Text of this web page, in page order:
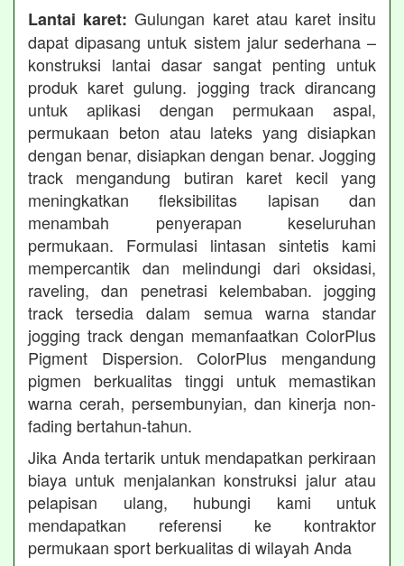
Lantai karet: Gulungan karet atau karet insitu
dapat dipasang untuk sistem jalur sederhana –
konstruksi lantai dasar sangat penting untuk
produk karet gulung. jogging track dirancang
untuk aplikasi dengan permukaan aspal,
permukaan beton atau lateks yang disiapkan
dengan benar, disiapkan dengan benar. Jogging
track mengandung butiran karet kecil yang
meningkatkan fleksibilitas lapisan dan
menambah penyerapan keseluruhan
permukaan. Formulasi lintasan sintetis kami
mempercantik dan melindungi dari oksidasi,
raveling, dan penetrasi kelembaban. jogging
track tersedia dalam semua warna standar
jogging track dengan memanfaatkan ColorPlus
Pigment Dispersion. ColorPlus mengandung
pigmen berkualitas tinggi untuk memastikan
warna cerah, persembunyian, dan kinerja non-
fading bertahun-tahun.
Jika Anda tertarik untuk mendapatkan perkiraan
biaya untuk menjalankan konstruksi jalur atau
pelapisan ulang, hubungi kami untuk
mendapatkan referensi ke kontraktor
permukaan sport berkualitas di wilayah Anda